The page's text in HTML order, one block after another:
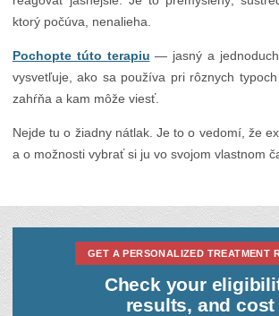
ktorý počúva, nenalieha.
Pochopte túto terapiu — jasný a
vysvetľuje, ako sa používa pri rôznych
zahŕňa a kam môže viesť.
Nejde tu o žiadny nátlak. Je to o vedomí, že
a o možnosti vybrať si ju vo svojom vlastnom
GET A PERSONALIZED TREATMENT
Check your
results, and cost